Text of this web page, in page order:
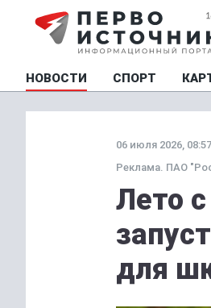
НОВОСТИ СПОРТ
06 июля 2026, 08:57
Реклама. ПАО
Лето
для